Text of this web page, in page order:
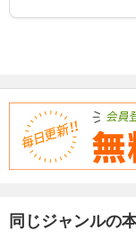
同じジャンルの